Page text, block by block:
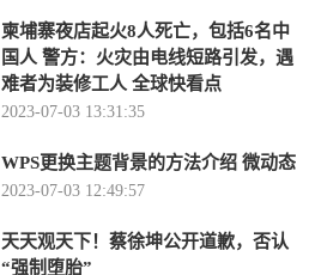
柬埔寨夜店起火8人死亡，包括6名中
国人 警方：火灾由电线短路引发，遇
难者为装修工人 全球快看点
2023-07-03 13:31:35
WPS更换主题背景的方法介绍 微动态
2023-07-03 12:49:57
天天观天下！蔡徐坤公开道歉，否认
“强制堕胎”